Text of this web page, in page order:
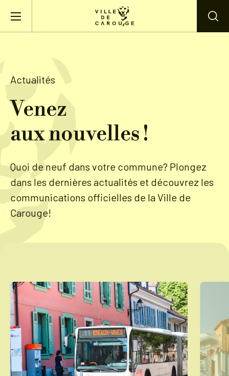
Mairie
Vie pratique
Actualités
Démarches
CAROUGE SE CONSTRUIT
Actualités
Venez
aux nouvelles !
Quoi de neuf dans votre commune? Plongez
dans les dernières actualités et découvrez les
communications officielles de la Ville de
Carouge!